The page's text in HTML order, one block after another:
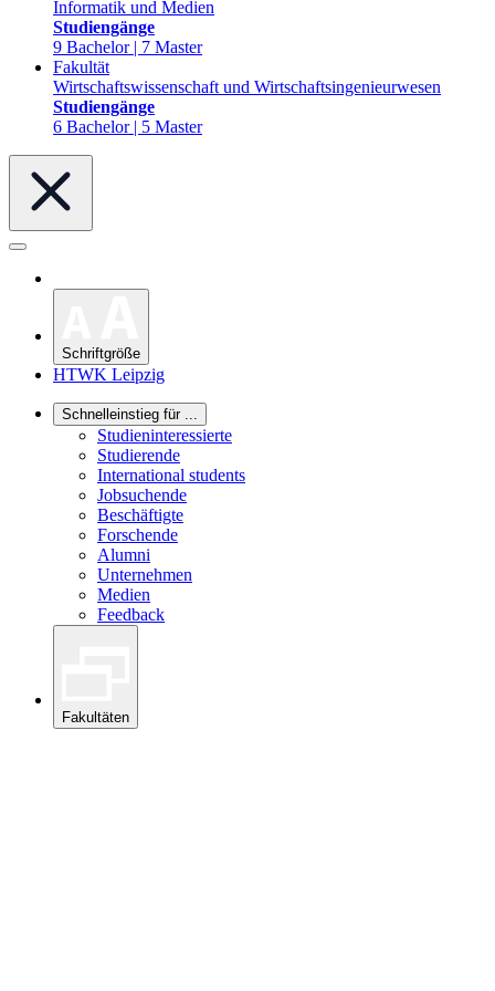
Informatik und Medien
Studiengänge
9 Bachelor | 7 Master
Fakultät
Wirtschaftswissenschaft und Wirtschaftsingenieurwesen
Studiengänge
6 Bachelor | 5 Master
Schriftgröße
HTWK Leipzig
Schnelleinstieg für ...
Studieninteressierte
Studierende
International students
Jobsuchende
Beschäftigte
Forschende
Alumni
Unternehmen
Medien
Feedback
Fakultäten